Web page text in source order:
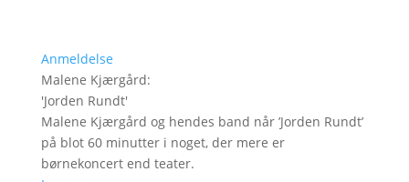
Anmeldelse
Malene Kjærgård:
'Jorden Rundt'
Malene Kjærgård og hendes band når ’Jorden Rundt’
på blot 60 minutter i noget, der mere er
børnekoncert end teater.